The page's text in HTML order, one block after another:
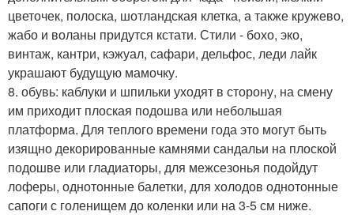
цветочек, полоска, шотландская клетка, а также кружево,
жабо и воланы придутся кстати. Стили - бохо, эко,
винтаж, кантри, кэжуал, сафари, дельфос, леди лайк
украшают будущую мамочку.
8. обувь: каблуки и шпильки уходят в сторону, на смену
им приходит плоская подошва или небольшая
платформа. Для теплого времени года это могут быть
изящно декорированные камнями сандальи на плоской
подошве или гладиаторы, для межсезонья подойдут
лоферы, однотонные балетки, для холодов однотонные
сапоги с голенищем до коленки или на 3-5 см ниже.